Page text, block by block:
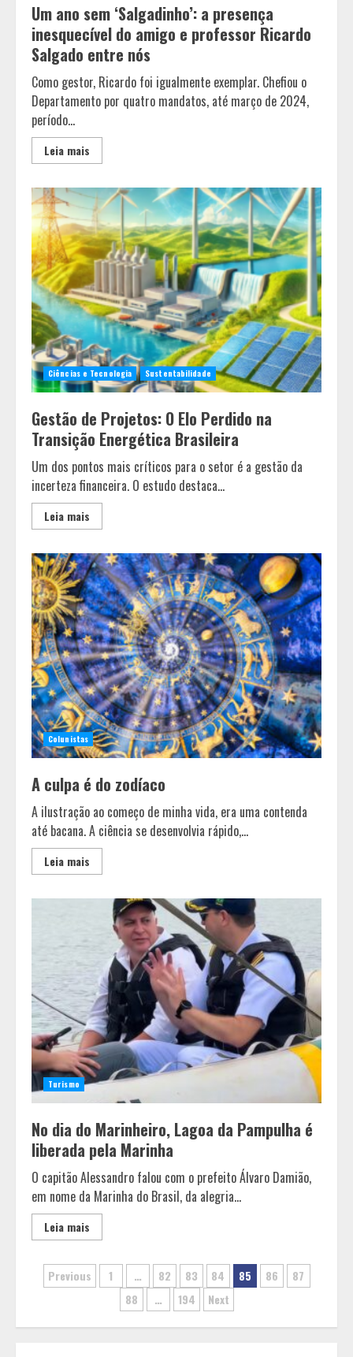
Um ano sem ‘Salgadinho’: a presença
inesquecível do amigo e professor Ricardo
Salgado entre nós
Como gestor, Ricardo foi igualmente exemplar. Chefiou o
Departamento por quatro mandatos, até março de 2024,
período...
Leia mais
Ciências e Tecnologia Sustentabilidade
Gestão de Projetos: O Elo Perdido na
Transição Energética Brasileira
Um dos pontos mais críticos para o setor é a gestão da
incerteza financeira. O estudo destaca...
Leia mais
Colunistas
A culpa é do zodíaco
A ilustração ao começo de minha vida, era uma contenda
até bacana. A ciência se desenvolvia rápido,...
Leia mais
Turismo
No dia do Marinheiro, Lagoa da Pampulha é
liberada pela Marinha
O capitão Alessandro falou com o prefeito Álvaro Damião,
em nome da Marinha do Brasil, da alegria...
Leia mais
Paginação
posts
Previous 1 … 82 83 84 85 86
87
88
… 194 Next
2
Pesquisa revela atual perfil
universitário: adultos que
conciliam estudo, trabalho e
família
destroem um relacionamento e a
maioria dos casais nem percebe